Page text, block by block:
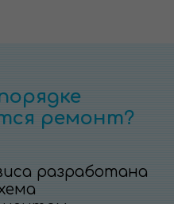
ремонт?
разработана